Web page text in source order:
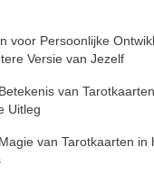
voor Persoonlijke
Versie van Jezelf
van
Uitleg
van Tarotkaarten in